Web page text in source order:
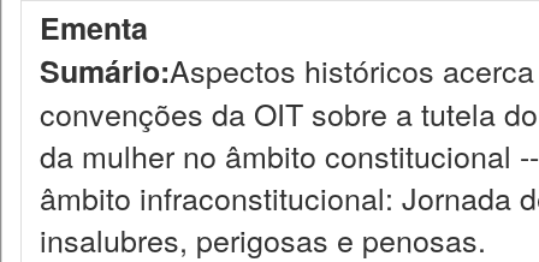
Ementa
Sumário:Aspectos históricos
convenções da OIT sobre a tutela
da mulher no âmbito constitucional
âmbito infraconstitucional: Jornada
insalubres, perigosas e penosas.